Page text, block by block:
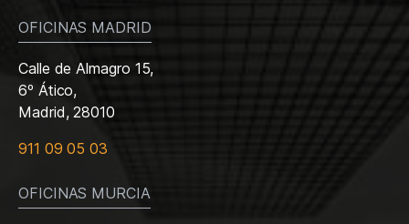
OFICINAS MADRID
Calle de Almagro 15,
6º Ático,
Madrid, 28010
911 09 05 03
OFICINAS MURCIA